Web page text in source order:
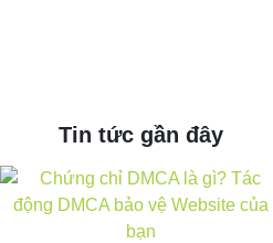
Tin tức gần đây